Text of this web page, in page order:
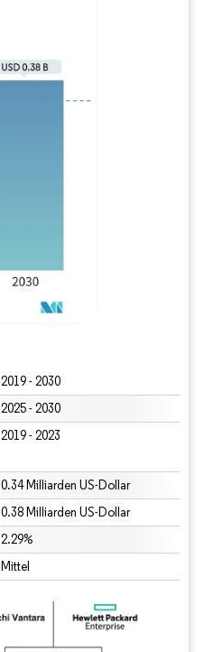
2019 - 2030
2025 - 2030
2019 - 2023
0.34 Milliarden US-Dollar
0.38 Milliarden US-Dollar
2.29%
Mittel